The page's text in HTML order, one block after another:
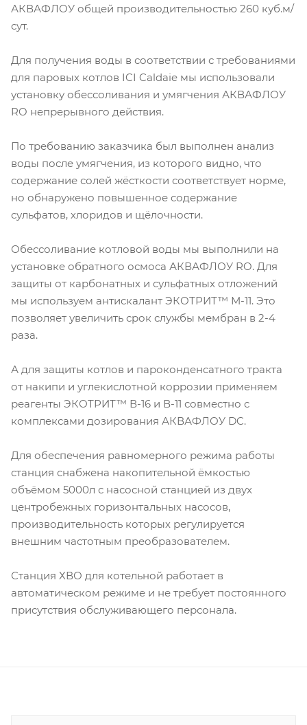
АКВАФЛОУ общей производительностью 260 куб.м/
сут.
Для получения воды в соответствии с требованиями
для паровых котлов ICI Caldaie мы использовали
установку обессоливания и умягчения АКВАФЛОУ
RO непрерывного действия.
По требованию заказчика был выполнен анализ
воды после умягчения, из которого видно, что
содержание солей жёсткости соответствует норме,
но обнаружено повышенное содержание
сульфатов, хлоридов и щёлочности.
Обессоливание котловой воды мы выполнили на
установке обратного осмоса АКВАФЛОУ RO. Для
защиты от карбонатных и сульфатных отложений
мы используем антискалант ЭКОТРИТ™ М-11. Это
позволяет увеличить срок службы мембран в 2-4
раза.
А для защиты котлов и пароконденсатного тракта
от накипи и углекислотной коррозии применяем
реагенты ЭКОТРИТ™ В-16 и В-11 совместно с
комплексами дозирования АКВАФЛОУ DC.
Для обеспечения равномерного режима работы
станция снабжена накопительной ёмкостью
объёмом 5000л с насосной станцией из двух
центробежных горизонтальных насосов,
производительность которых регулируется
внешним частотным преобразователем.
Станция ХВО для котельной работает в
автоматическом режиме и не требует постоянного
присутствия обслуживающего персонала.